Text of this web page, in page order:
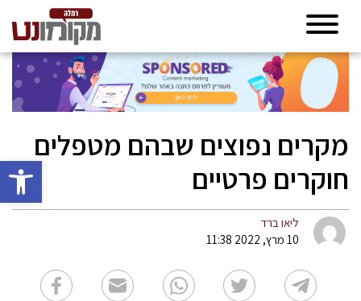
פתח
מקרים נפוצים שבהם מטפלים
חוקרים פרטיים
ליאו ברד
10 מרץ, 2022 11:38